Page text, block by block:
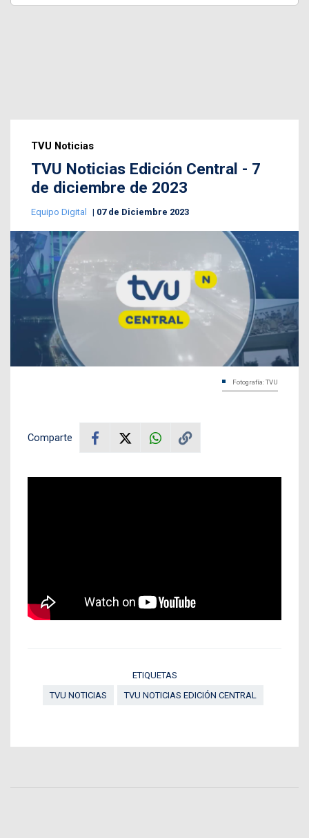
TVU Noticias
TVU Noticias Edición Central - 7
de diciembre de 2023
Equipo Digital 07 de Diciembre 2023
Fotografía: TVU
Comparte
ETIQUETAS
TVU NOTICIAS
TVU NOTICIAS EDICIÓN CENTRAL